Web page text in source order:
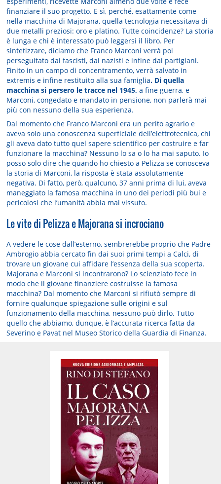
finanziare il suo progetto. E sì, perché, esattamente come
nella macchina di Majorana, quella tecnologia necessitava di
due metalli preziosi: oro e platino. Tutte coincidenze? La storia
è lunga e chi è interessato può leggersi il libro. Per
sintetizzare, diciamo che Franco Marconi verrà poi
perseguitato dai fascisti, dai nazisti e infine dai partigiani.
Finito in un campo di concentramento, verrà salvato in
extremis e infine restituito alla sua famiglia. Di quella
macchina si persero le tracce nel 1945, a fine guerra, e
Marconi, congedato e mandato in pensione, non parlerà mai
più con nessuno della sua esperienza.
Dal momento che Franco Marconi era un perito agrario e
aveva solo una conoscenza superficiale dell’elettrotecnica, chi
gli aveva dato tutto quel sapere scientifico per costruire e far
funzionare la macchina? Nessuno lo sa o lo ha mai saputo. Io
posso solo dire che quando ho chiesto a Pelizza se conosceva
la storia di Marconi, la risposta è stata assolutamente
negativa. Di fatto, però, qualcuno, 37 anni prima di lui, aveva
maneggiato la famosa macchina in uno dei periodi più bui e
pericolosi che l’umanità abbia mai vissuto.
Le vite di Pelizza e Majorana si incrociano
A vedere le cose dall’esterno, sembrerebbe proprio che Padre
Ambrogio abbia cercato fin dai suoi primi tempi a Calci, di
trovare un giovane cui affidare l’essenza della sua scoperta.
Majorana e Marconi si incontrarono? Lo scienziato fece in
modo che il giovane finanziere costruisse la famosa
macchina? Dal momento che Marconi si rifiutò sempre di
fornire qualunque spiegazione sulle origini e sul
funzionamento della macchina, nessuno può dirlo. Tutto
quello che abbiamo, dunque, è l’accurata ricerca fatta da
Severino e Pavat nel Museo Storico della Guardia di Finanza.